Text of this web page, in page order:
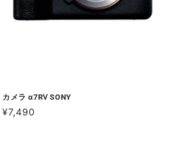
カメラ α7RⅤ SONY
通
¥7,490